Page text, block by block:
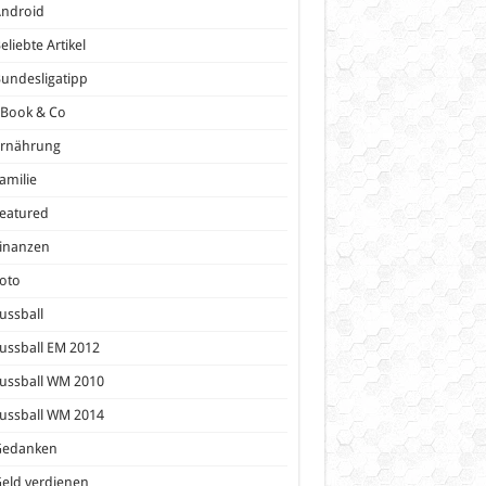
Artikel
& Co
EM 2012
WM 2010
WM 2014
verdienen